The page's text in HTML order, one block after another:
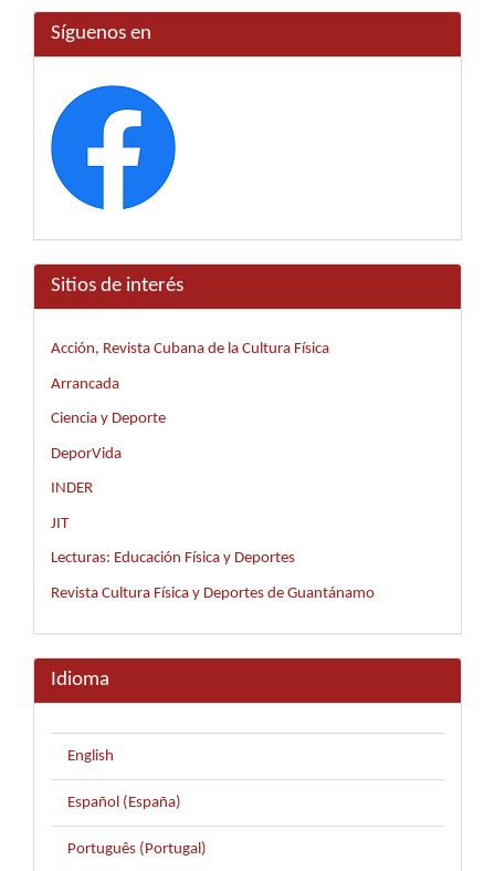
Síguenos en
Sitios de interés
Acción, Revista Cubana de la Cultura Física
Arrancada
Ciencia y Deporte
DeporVida
INDER
JIT
Lecturas: Educación Física y Deportes
Revista Cultura Física y Deportes de Guantánamo
Idioma
English
Español (España)
Português (Portugal)